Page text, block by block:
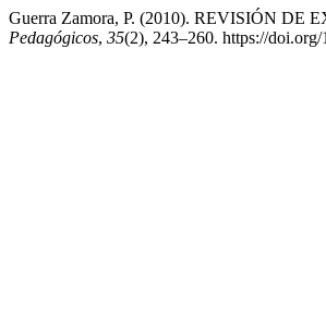
Guerra Zamora, P. (2010). REVISIÓN
Pedagógicos, 35(2), 243–260. https://